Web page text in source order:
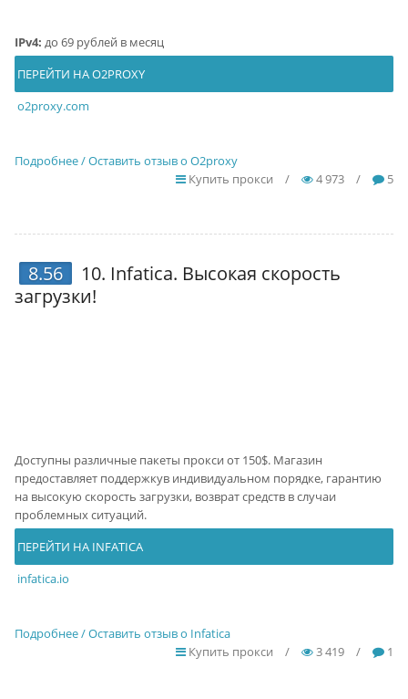
IPv4: до 69 рублей в месяц
ПЕРЕЙТИ НА O2PROXY
o2proxy.com
Подробнее / Оставить отзыв о O2proxy
Купить прокси
/ 4 973 / 5
8.56 10. Infatica. Высокая скорость
загрузки!
Доступны различные пакеты прокси от 150$. Магазин
предоставляет поддержкув индивидуальном порядке, гарантию
на высокую скорость загрузки, возврат средств в случаи
проблемных ситуаций.
ПЕРЕЙТИ НА INFATICA
infatica.io
Подробнее / Оставить отзыв о Infatica
Купить прокси
/ 3 419 / 1